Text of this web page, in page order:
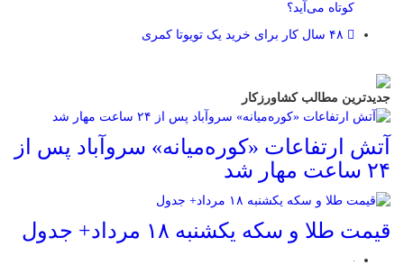
کوتاه می‌آید؟
جدیدترین مطالب کشاورزکار
آتش ارتفاعات «کوره‌میانه» سروآباد پس از
۲۴ ساعت مهار شد
قیمت طلا و سکه یکشنبه ۱۸ مرداد+ جدول